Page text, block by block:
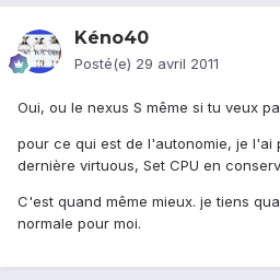
Kéno40
Posté(e) 29 avril 2011
Oui, ou le nexus S même si tu veux
pour ce qui est de l'autonomie, je l'ai
dernière virtuous, Set CPU en
C'est quand même mieux. je tiens
normale pour moi.